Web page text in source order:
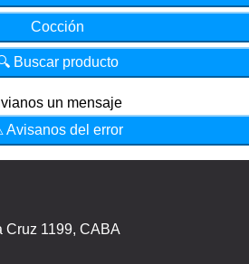
Cocción
Buscar producto
un mensaje
Avisanos del error
Cruz 1199, CABA